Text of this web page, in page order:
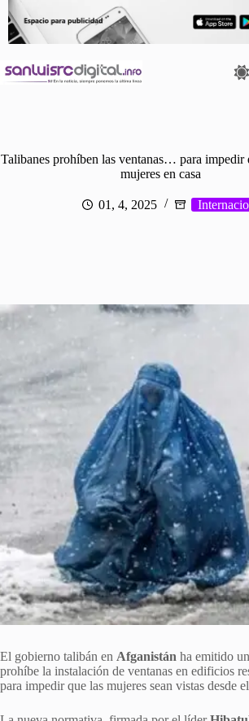
contenido
Talibanes prohíben las ventanas… para impedir
mujeres en casa
01, 4, 2025
El gobierno talibán en Afganistán ha emitido
prohíbe la instalación de ventanas en edificios
para impedir que las mujeres sean vistas desde